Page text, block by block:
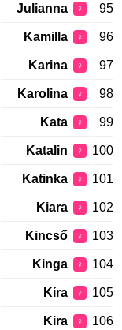
95
♀
Julianna
96
♀
Kamilla
97
♀
Karina
98
♀
Karolina
99
♀
Kata
100
♀
Katalin
101
♀
Katinka
102
♀
Kiara
103
♀
Kincső
104
♀
Kinga
105
♀
Kíra
106
♀
Kira